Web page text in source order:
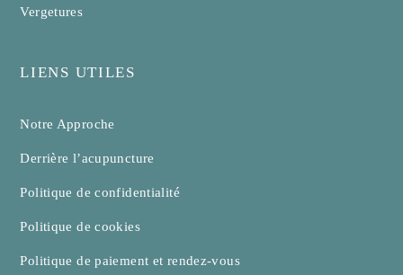
Vergetures
LIENS UTILES
Notre Approche
Derrière l’acupuncture
Politique de confidentialité
Politique de cookies
Politique de paiement et rendez-vous